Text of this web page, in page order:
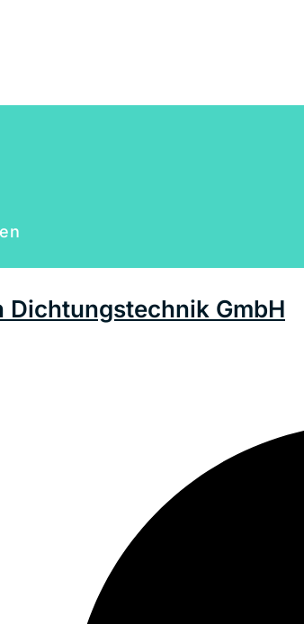
Dichtungstechnik GmbH